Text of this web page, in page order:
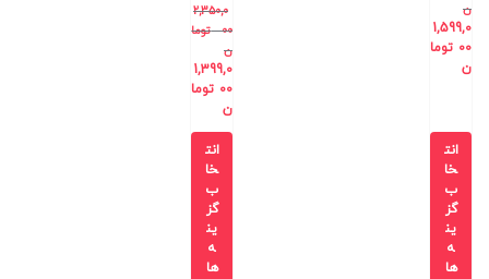
ن
1,599,0
00 توما
ن
انت
خا
ب
گز
ین
ه
ها
2,350,0
00
توما
ن
1,399,0
00 توما
ن
انت
خا
ب
گز
ین
ه
ها